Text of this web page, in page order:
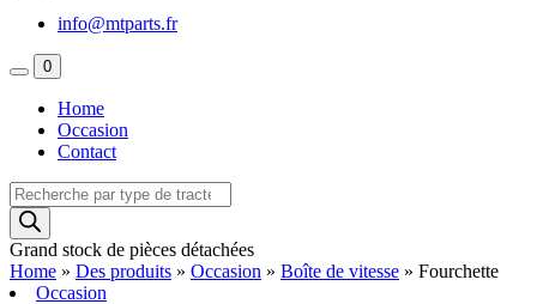
info@mtparts.fr
0
Home
Occasion
Contact
Recherche
de
produits
Grand stock de pièces détachées
Home » Des produits » Occasion » Boîte de vitesse » Fourchette
Occasion